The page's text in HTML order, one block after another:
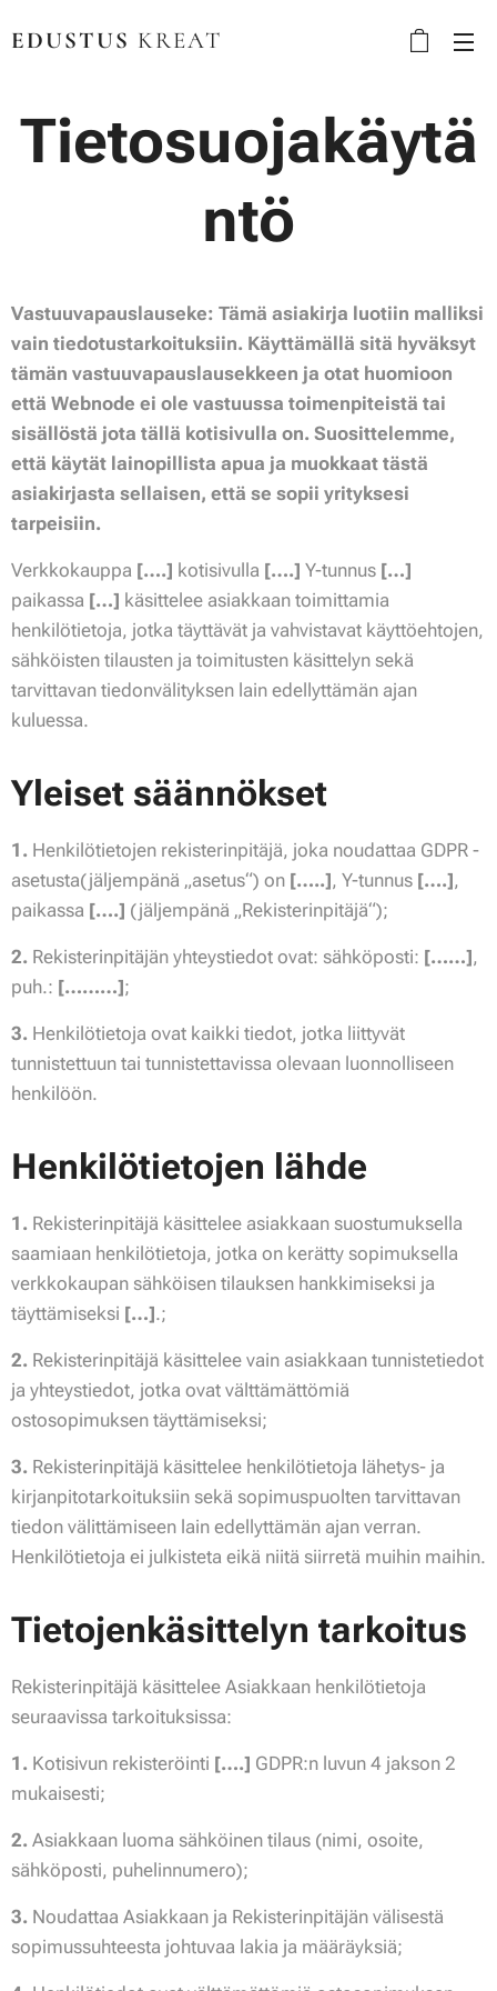
EDUSTUS KREAT
Tietosuojakäytä
ntö
Vastuuvapauslauseke: Tämä asiakirja luotiin malliksi
vain tiedotustarkoituksiin. Käyttämällä sitä hyväksyt
tämän vastuuvapauslausekkeen ja otat huomioon
että Webnode ei ole vastuussa toimenpiteistä tai
sisällöstä jota tällä kotisivulla on. Suosittelemme,
että käytät lainopillista apua ja muokkaat tästä
asiakirjasta sellaisen, että se sopii yrityksesi
tarpeisiin.
Verkkokauppa [….] kotisivulla [….] Y-tunnus […]
paikassa […] käsittelee asiakkaan toimittamia
henkilötietoja, jotka täyttävät ja vahvistavat käyttöehtojen,
sähköisten tilausten ja toimitusten käsittelyn sekä
tarvittavan tiedonvälityksen lain edellyttämän ajan
kuluessa.
Yleiset säännökset
1. Henkilötietojen rekisterinpitäjä, joka noudattaa GDPR -
asetusta(jäljempänä „asetus“) on […..], Y-tunnus [….],
paikassa [….] (jäljempänä „Rekisterinpitäjä“);
2. Rekisterinpitäjän yhteystiedot ovat: sähköposti: [……],
puh.: [………];
3. Henkilötietoja ovat kaikki tiedot, jotka liittyvät
tunnistettuun tai tunnistettavissa olevaan luonnolliseen
henkilöön.
Henkilötietojen lähde
1. Rekisterinpitäjä käsittelee asiakkaan suostumuksella
saamiaan henkilötietoja, jotka on kerätty sopimuksella
verkkokaupan sähköisen tilauksen hankkimiseksi ja
täyttämiseksi […].;
2. Rekisterinpitäjä käsittelee vain asiakkaan tunnistetiedot
ja yhteystiedot, jotka ovat välttämättömiä
ostosopimuksen täyttämiseksi;
3. Rekisterinpitäjä käsittelee henkilötietoja lähetys- ja
kirjanpitotarkoituksiin sekä sopimuspuolten tarvittavan
tiedon välittämiseen lain edellyttämän ajan verran.
Henkilötietoja ei julkisteta eikä niitä siirretä muihin maihin.
Tietojenkäsittelyn tarkoitus
Rekisterinpitäjä käsittelee Asiakkaan henkilötietoja
seuraavissa tarkoituksissa:
1. Kotisivun rekisteröinti [….] GDPR:n luvun 4 jakson 2
mukaisesti;
2. Asiakkaan luoma sähköinen tilaus (nimi, osoite,
sähköposti, puhelinnumero);
3. Noudattaa Asiakkaan ja Rekisterinpitäjän välisestä
sopimussuhteesta johtuvaa lakia ja määräyksiä;